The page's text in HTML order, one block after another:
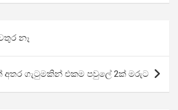
නෑ
අතර ගැටුමකින් එකම පවුලේ 2ක් මරුට